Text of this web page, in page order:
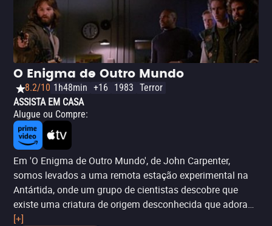
sobrenaturais - criaturas e monstros que levam à
descoberta de novas civilizações ou mundos paralelos.
O Enigma de Outro Mundo
8.2/10 1h48min +16 1983 Terror
ASSISTA EM CASA
Alugue ou Compre:
Em 'O Enigma de Outro Mundo', de John Carpenter,
somos levados a uma remota estação experimental na
Antártida, onde um grupo de cientistas descobre que
existe uma criatura de origem desconhecida que adora
assumir a forma de suas vítimas ou, em outras palavras,
[+]